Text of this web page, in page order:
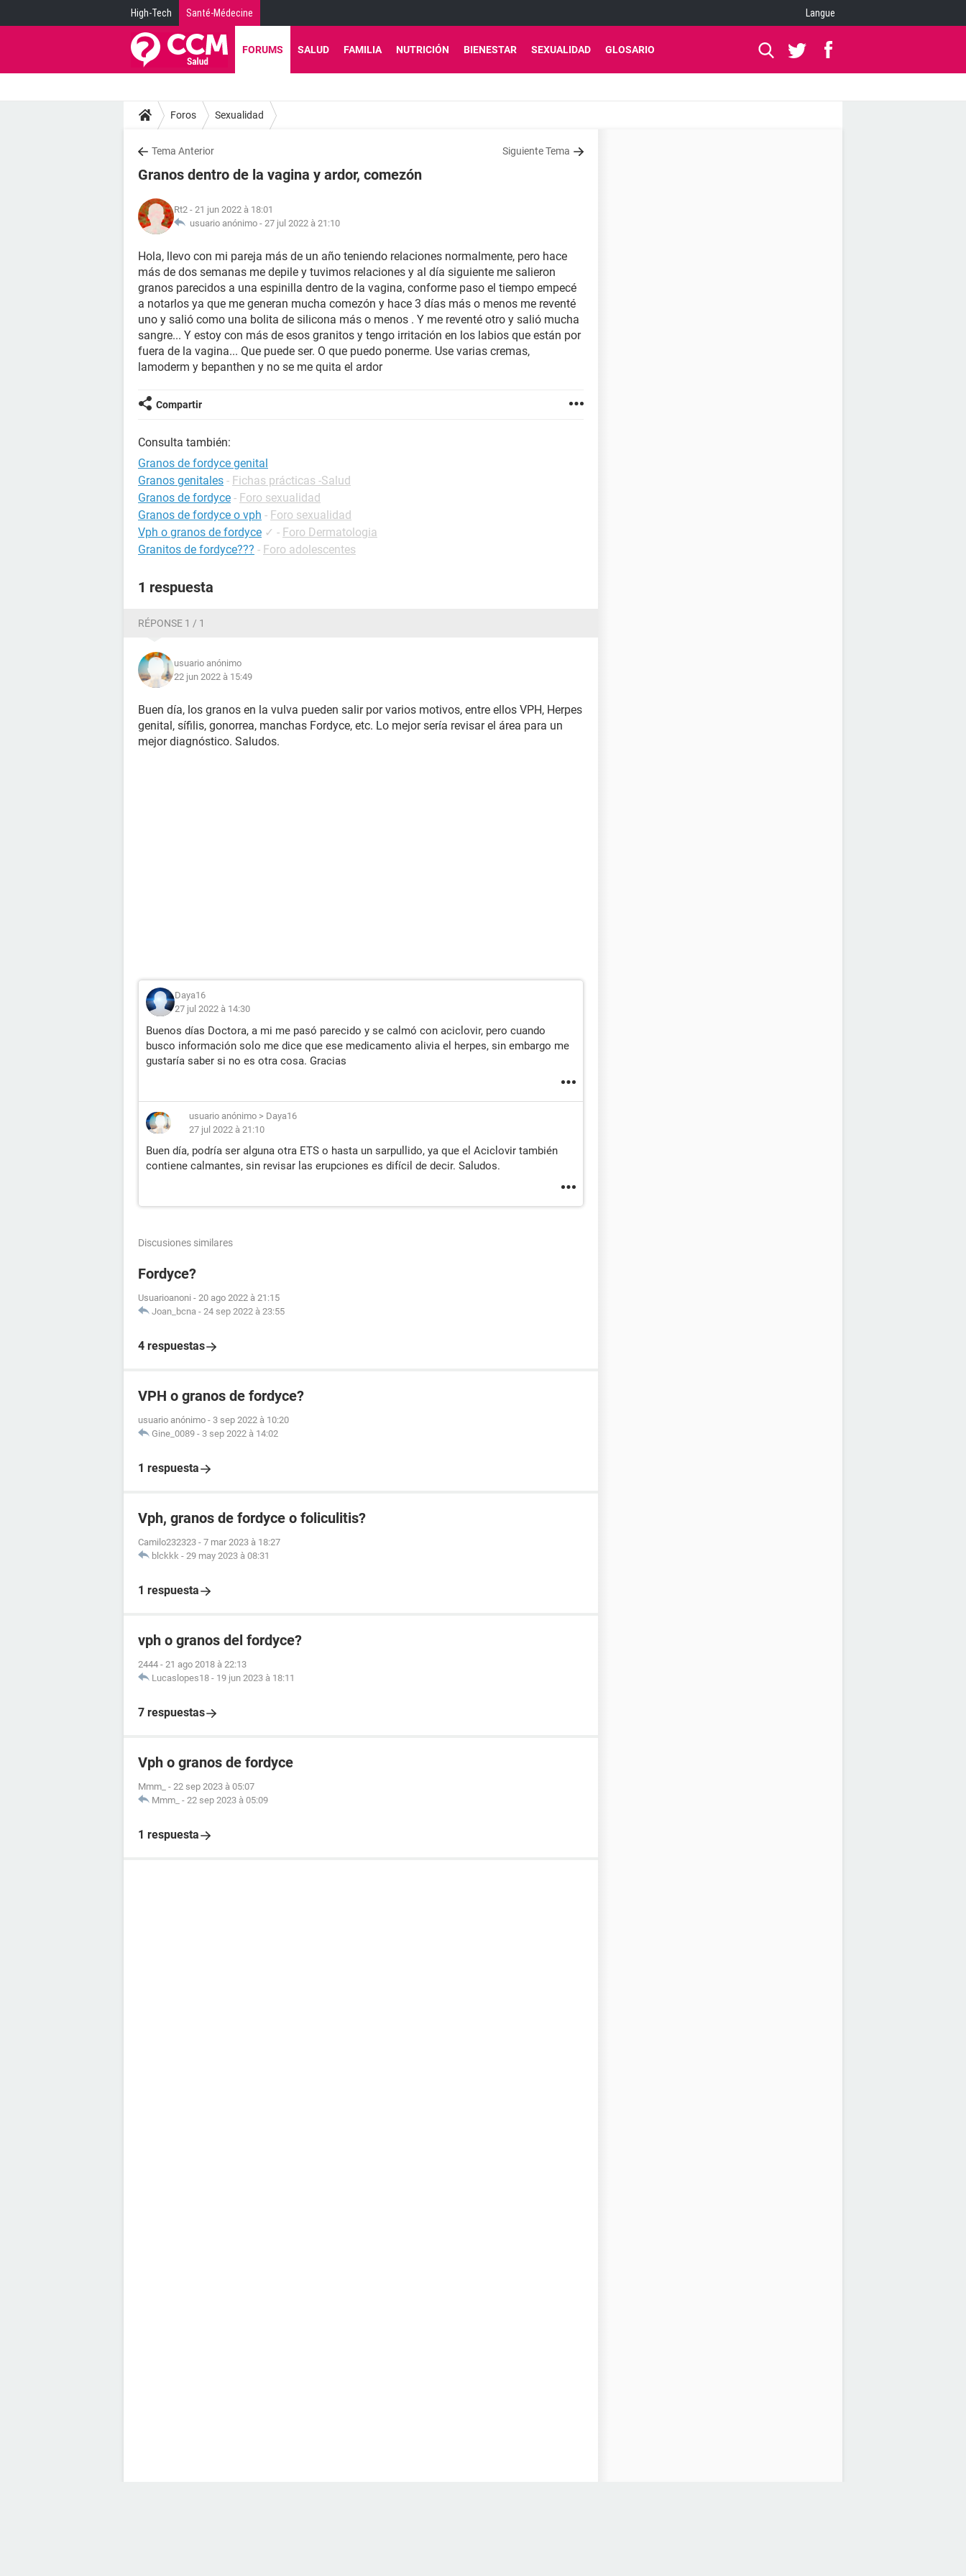
High-Tech Santé-Médecine Langue
FORUMS SALUD FAMILIA NUTRICIÓN BIENESTAR SEXUALIDAD GLOSARIO
Foros Sexualidad
Tema Anterior Siguiente Tema
Granos dentro de la vagina y ardor, comezón
Rt2 - 21 jun 2022 à 18:01
usuario anónimo - 27 jul 2022 à 21:10
Hola, llevo con mi pareja más de un año teniendo relaciones normalmente, pero hace
más de dos semanas me depile y tuvimos relaciones y al día siguiente me salieron
granos parecidos a una espinilla dentro de la vagina, conforme paso el tiempo empecé
a notarlos ya que me generan mucha comezón y hace 3 días más o menos me reventé
uno y salió como una bolita de silicona más o menos . Y me reventé otro y salió mucha
sangre... Y estoy con más de esos granitos y tengo irritación en los labios que están por
fuera de la vagina... Que puede ser. O que puedo ponerme. Use varias cremas,
lamoderm y bepanthen y no se me quita el ardor
Compartir
Consulta también:
Granos de fordyce genital
Granos genitales - Fichas prácticas -Salud
Granos de fordyce - Foro sexualidad
Granos de fordyce o vph - Foro sexualidad
Vph o granos de fordyce ✓ - Foro Dermatologia
Granitos de fordyce??? - Foro adolescentes
1 respuesta
RÉPONSE 1 / 1
usuario anónimo
22 jun 2022 à 15:49
Buen día, los granos en la vulva pueden salir por varios motivos, entre ellos VPH, Herpes
genital, sífilis, gonorrea, manchas Fordyce, etc. Lo mejor sería revisar el área para un
mejor diagnóstico. Saludos.
Daya16
27 jul 2022 à 14:30
Buenos días Doctora, a mi me pasó parecido y se calmó con aciclovir, pero cuando
busco información solo me dice que ese medicamento alivia el herpes, sin embargo me
gustaría saber si no es otra cosa. Gracias
usuario anónimo > Daya16
27 jul 2022 à 21:10
Buen día, podría ser alguna otra ETS o hasta un sarpullido, ya que el Aciclovir también
contiene calmantes, sin revisar las erupciones es difícil de decir. Saludos.
Discusiones similares
Fordyce?
Usuarioanoni - 20 ago 2022 à 21:15
Joan_bcna - 24 sep 2022 à 23:55
4 respuestas
VPH o granos de fordyce?
usuario anónimo - 3 sep 2022 à 10:20
Gine_0089 - 3 sep 2022 à 14:02
1 respuesta
Vph, granos de fordyce o foliculitis?
Camilo232323 - 7 mar 2023 à 18:27
blckkk - 29 may 2023 à 08:31
1 respuesta
vph o granos del fordyce?
2444 - 21 ago 2018 à 22:13
Lucaslopes18 - 19 jun 2023 à 18:11
7 respuestas
Vph o granos de fordyce
Mmm_ - 22 sep 2023 à 05:07
Mmm_ - 22 sep 2023 à 05:09
1 respuesta